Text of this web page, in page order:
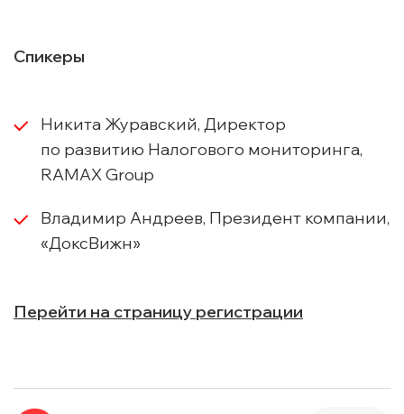
Спикеры
Никита Журавский, Директор
по развитию Налогового мониторинга,
RAMAX Group
Владимир Андреев, Президент компании,
«ДоксВижн»
Перейти на страницу регистрации